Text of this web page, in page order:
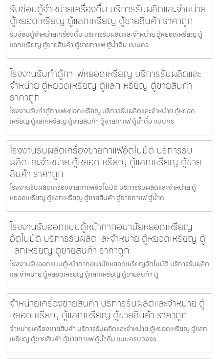
รับซ่อมตู้จำหน่ายเครื่องดื่ม บริการรับผลิตและจำหน่าย
ตู้หยอดเหรียญ ตู้แลกเหรียญ ตู้ขายสินค้า ราคาถูก
รับซ่อมตู้จำหน่ายเครื่องดื่ม บริการรับผลิตและจำหน่าย ตู้หยอดเหรียญ ตู้
แลกเหรียญ ตู้ขายสินค้า ตู้ขายกาแฟ ตู้น้ำดื่ม แบบคร
โรงงานรับทำตู้กาแฟหยอดเหรียญ บริการรับผลิตและ
จำหน่าย ตู้หยอดเหรียญ ตู้แลกเหรียญ ตู้ขายสินค้า
ราคาถูก
โรงงานรับทำตู้กาแฟหยอดเหรียญ บริการรับผลิตและจำหน่าย ตู้หยอด
เหรียญ ตู้แลกเหรียญ ตู้ขายสินค้า ตู้ขายกาแฟ ตู้น้ำดื่ม แบบคร
โรงงานรับผลิตเครื่องขายกาแฟ​อัตโนมัติ บริการรับ
ผลิตและจำหน่าย ตู้หยอดเหรียญ ตู้แลกเหรียญ ตู้ขาย
สินค้า ราคาถูก
โรงงานรับผลิตเครื่องขายกาแฟ​อัตโนมัติ บริการรับผลิตและจำหน่าย ตู้
หยอดเหรียญ ตู้แลกเหรียญ ตู้ขายสินค้า ตู้ขายกาแฟ ตู้น้ำด
โรงงานรับออกแบบตู้หน้ากากอนามัยหยอดเหรียญ​​​
อัตโนมัติ บริการรับผลิตและจำหน่าย ตู้หยอดเหรียญ ตู้
แลกเหรียญ ตู้ขายสินค้า ราคาถูก
โรงงานรับออกแบบตู้หน้ากากอนามัยหยอดเหรียญ​​​อัตโนมัติ บริการรับผลิต
และจำหน่าย ตู้หยอดเหรียญ ตู้แลกเหรียญ ตู้ขายสินค้า ตู
จำหน่ายเครื่องขายสินค้า บริการรับผลิตและจำหน่าย ตู้
หยอดเหรียญ ตู้แลกเหรียญ ตู้ขายสินค้า ราคาถูก
จำหน่ายเครื่องขายสินค้า บริการรับผลิตและจำหน่าย ตู้หยอดเหรียญ ตู้แลก
เหรียญ ตู้ขายสินค้า ตู้ขายกาแฟ ตู้น้ำดื่ม แบบครบวงจร